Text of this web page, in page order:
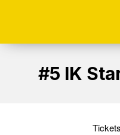
#5 IK